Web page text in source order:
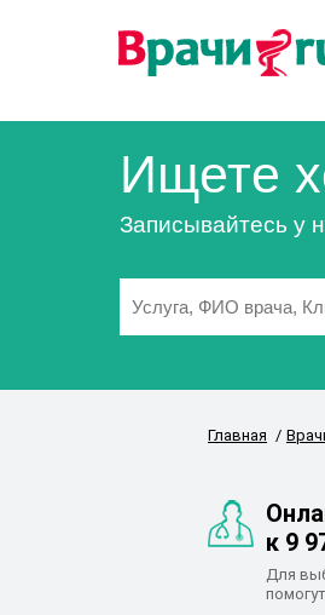
Ищете
Записывайтесь у
Главная
к 9
Для